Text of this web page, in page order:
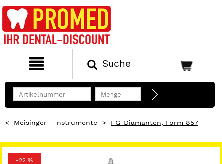
Suche
< Meisinger - Instrumente > FG-Diamanten, Form 857
-22 %